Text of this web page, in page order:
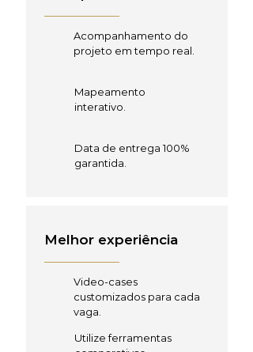
Acompanhamento do
projeto em tempo real.
Mapeamento
interativo.
Data de entrega 100%
garantida.
Melhor experiência
Video-cases
customizados para cada
vaga.
Utilize ferramentas